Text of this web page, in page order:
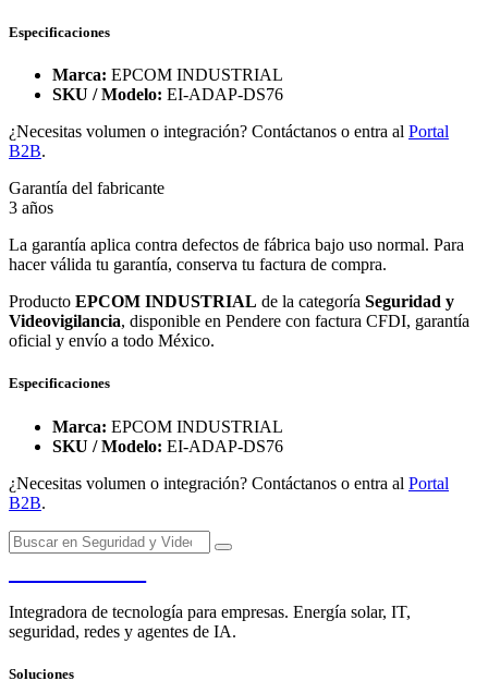
Especificaciones
Marca: EPCOM INDUSTRIAL
SKU / Modelo: EI-ADAP-DS76
¿Necesitas volumen o integración? Contáctanos o entra al Portal
B2B.
Garantía del fabricante
3 años
La garantía aplica contra defectos de fábrica bajo uso normal. Para
hacer válida tu garantía, conserva tu factura de compra.
Producto EPCOM INDUSTRIAL de la categoría Seguridad y
Videovigilancia, disponible en Pendere con factura CFDI, garantía
oficial y envío a todo México.
Especificaciones
Marca: EPCOM INDUSTRIAL
SKU / Modelo: EI-ADAP-DS76
¿Necesitas volumen o integración? Contáctanos o entra al Portal
B2B.
Integradora de tecnología para empresas. Energía solar, IT,
seguridad, redes y agentes de IA.
Soluciones